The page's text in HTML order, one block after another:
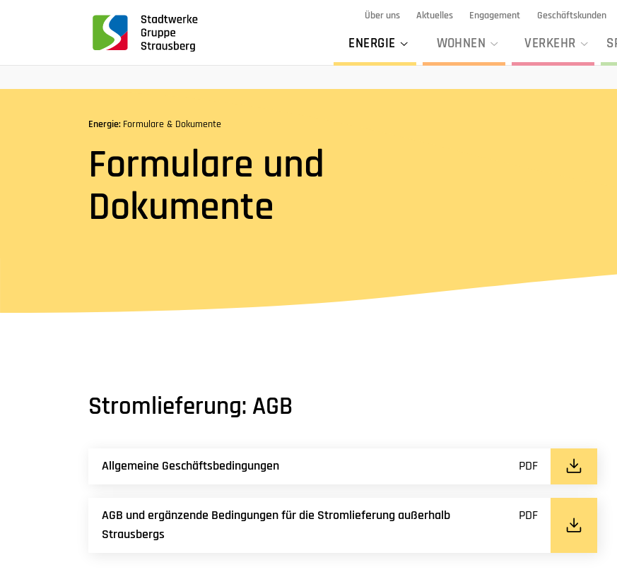
Navigation
Tabulatorentaste:
Über uns Aktuelles Engagement Geschäftskunden
ENERGIE WOHNEN VERKEHR
Energie: Formulare & Dokumente
Formulare und
Dokumente
Stromlieferung: AGB
Allgemeine Geschäftsbedingungen PDF
AGB und ergänzende Bedingungen für die Stromlieferung außerhalb
Strausbergs
PDF